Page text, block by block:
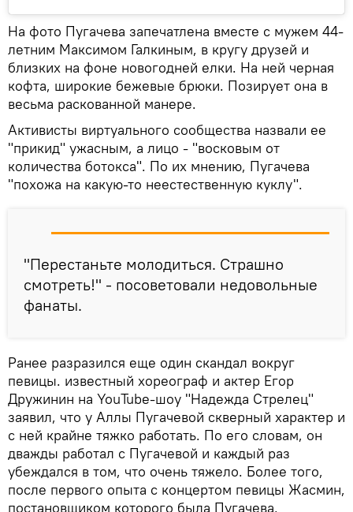
На фото Пугачева запечатлена вместе с мужем 44-
летним Максимом Галкиным, в кругу друзей и
близких на фоне новогодней елки. На ней черная
кофта, широкие бежевые брюки. Позирует она в
весьма раскованной манере.
Активисты виртуального сообщества назвали ее
"прикид" ужасным, а лицо - "восковым от
количества ботокса". По их мнению, Пугачева
"похожа на какую-то неестественную куклу".
"Перестаньте молодиться. Страшно
смотреть!" - посоветовали недовольные
фанаты.
Ранее разразился еще один скандал вокруг
певицы. известный хореограф и актер Егор
Дружинин на YouTube-шоу "Надежда Стрелец"
заявил, что у Аллы Пугачевой скверный характер и
с ней крайне тяжко работать. По его словам, он
дважды работал с Пугачевой и каждый раз
убеждался в том, что очень тяжело. Более того,
после первого опыта с концертом певицы Жасмин,
постановщиком которого была Пугачева,